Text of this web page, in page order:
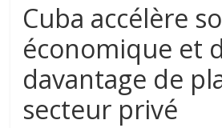
Cuba accélère
économique et
davantage de
secteur privé